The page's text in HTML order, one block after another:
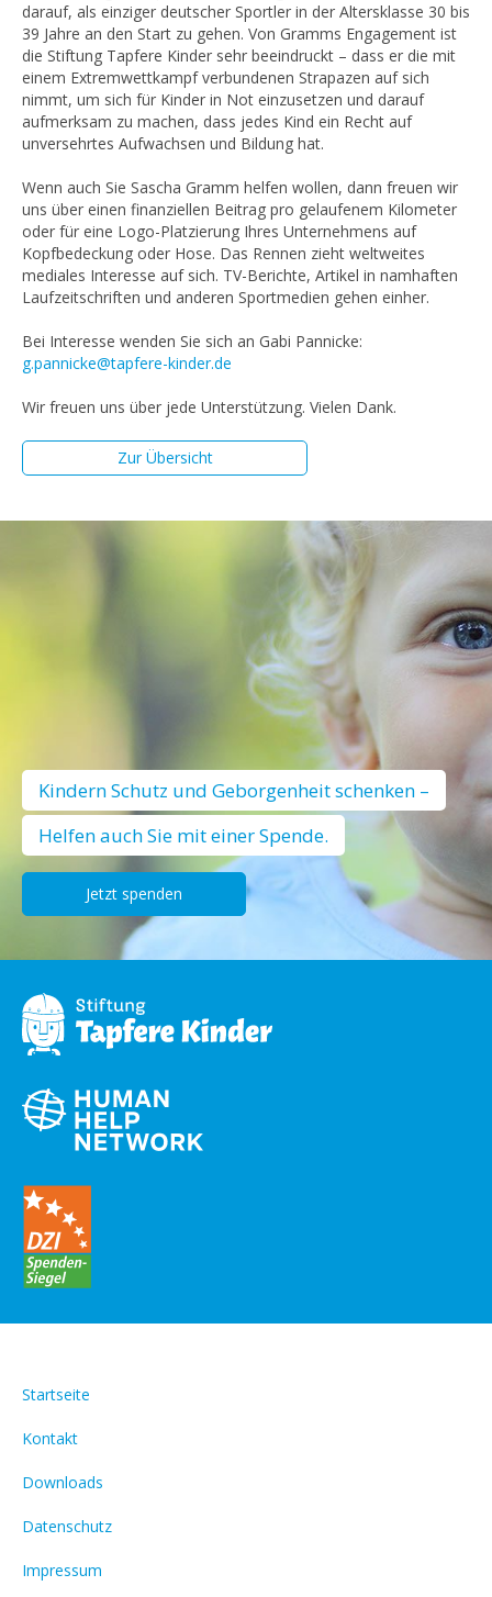
darauf, als einziger deutscher Sportler in der Altersklasse 30 bis
39 Jahre an den Start zu gehen. Von Gramms Engagement ist
die Stiftung Tapfere Kinder sehr beeindruckt – dass er die mit
einem Extremwettkampf verbundenen Strapazen auf sich
nimmt, um sich für Kinder in Not einzusetzen und darauf
aufmerksam zu machen, dass jedes Kind ein Recht auf
unversehrtes Aufwachsen und Bildung hat.
Wenn auch Sie Sascha Gramm helfen wollen, dann freuen wir
uns über einen finanziellen Beitrag pro gelaufenem Kilometer
oder für eine Logo-Platzierung Ihres Unternehmens auf
Kopfbedeckung oder Hose. Das Rennen zieht weltweites
mediales Interesse auf sich. TV-Berichte, Artikel in namhaften
Laufzeitschriften und anderen Sportmedien gehen einher.
Bei Interesse wenden Sie sich an Gabi Pannicke:
g.pannicke@tapfere-kinder.de
Wir freuen uns über jede Unterstützung. Vielen Dank.
Zur Übersicht
Kindern Schutz und Geborgenheit schenken –
Helfen auch Sie mit einer Spende.
Jetzt spenden
Startseite
Kontakt
Downloads
Datenschutz
Impressum